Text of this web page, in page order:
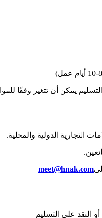
يمكن أن تتغير وفقًا
التجارية الدولية والمحلية.
meet@hnak.com
أو النقد على التسليم